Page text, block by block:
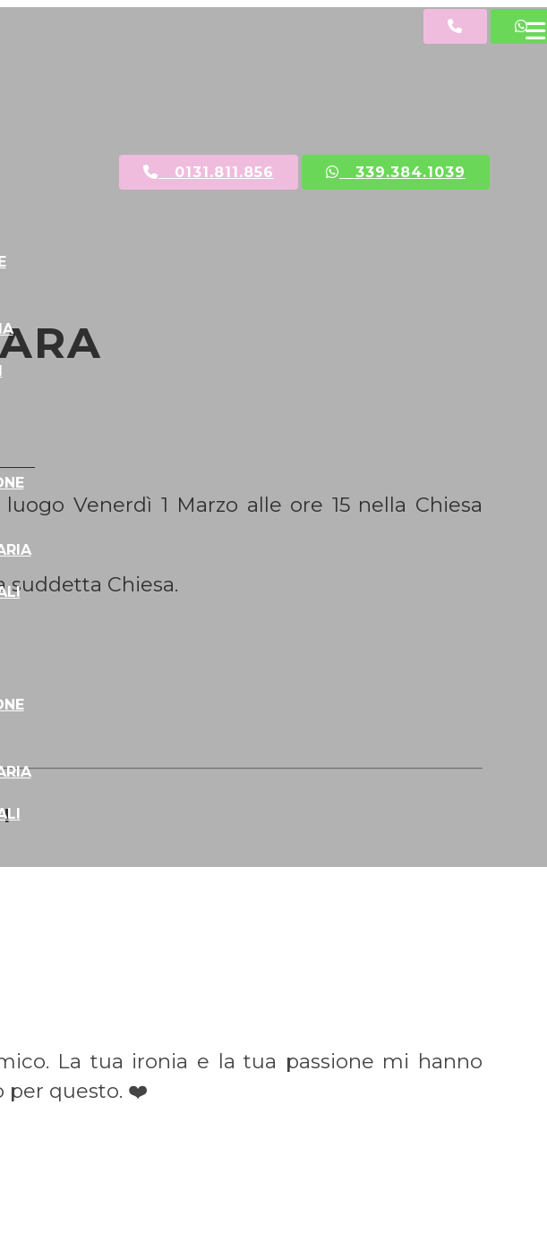
0131.811.856 339.384.1039
Venerdì 1 Marzo alle ore 15 nella Chiesa
suddetta Chiesa.
La tua ironia e la tua passione mi hanno
per questo. ❤️